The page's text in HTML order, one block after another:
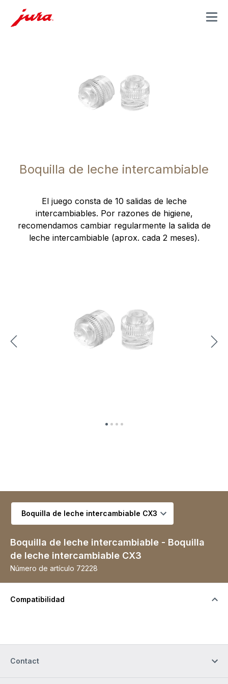
MENU
Boquilla de leche intercambiable
El juego consta de 10 salidas de leche
intercambiables. Por razones de higiene,
recomendamos cambiar regularmente la salida de
leche intercambiable (aprox. cada 2 meses).
Seleccionar variante
Boquilla de leche intercambiable - Boquilla
de leche intercambiable CX3
Número de artículo 72228
Compatibilidad
Contact